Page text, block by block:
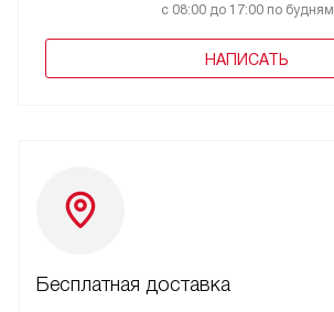
с 08:00 до 17:00 по будням
НАПИСАТЬ
Бесплатная доставка